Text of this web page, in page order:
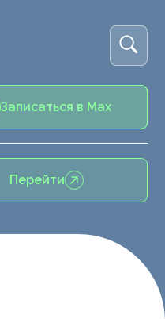
Записаться в Max
Перейти